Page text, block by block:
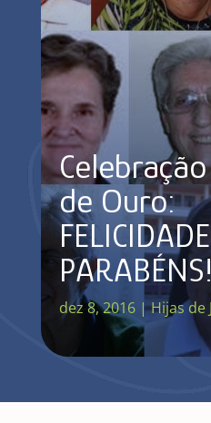
de Ouro:
dez 8, 2016|Hijas de